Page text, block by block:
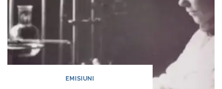
EMISIUNI